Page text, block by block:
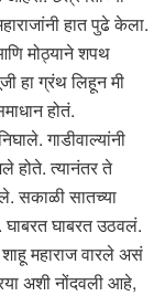
हात पुढे केला.
मोठ्याने शपथ
हा ग्रंथ लिहून मी
होतं.
गाडीवाल्यांनी
होते. त्यानंतर ते
सकाळी सातच्या
घाबरत घाबरत उठवलं.
महाराज वारले असं
अशी नोंदवली आहे,